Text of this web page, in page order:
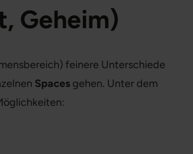
Geheim)
feinere Unterschiede
Spaces gehen. Unter dem